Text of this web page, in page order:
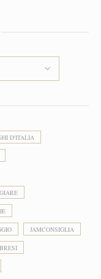
D'ITALIA
JAMCONSIGLIA